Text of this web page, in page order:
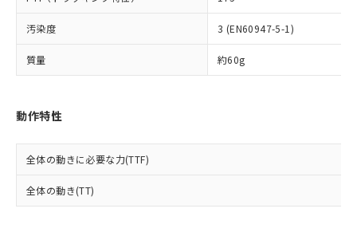
汚染度 3 (EN60947-5-1)
質量 約60g
動作特性
全体の動きに必要な力(TTF)
全体の動き(TT)
示しないようお願いします。
マイパーツ機能（部品リスト作成サー
ビス）をご利用いただくには、I-Web
メンバーズにご登録されている必要が
あります。
品・サービスに関するお客様との取
引・商談に必要な範囲で利用すること
※当社の共同利用者とは、
の共同利用に関して"
の「1.共同利
部品在庫の切り替え状況などにより、予定
月が前後することがあります。
とができます。
EU RoHS指令（10物質）の非含有証明書
51物質の非含有証明書（当社基準）
「10」：通常の使用状況下において有害物
質が外部に漏えいし、環境に深刻な影響を
及ぼさない年数を意味します。
「－」：未確認です。当社販売部門へお問
該第三者に通知します。また当社は、
販売先および販売に係わる関係者が違
法に輸出するおそれがある場合は、取
り引きをいたしません。
合意する
受注生産機種、また在庫状況の
情報を公開していない機種